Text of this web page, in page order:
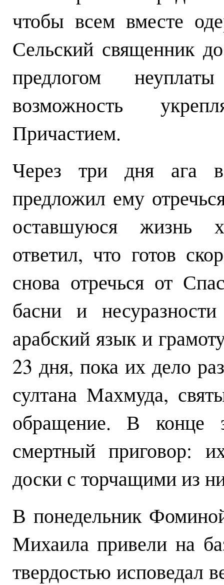
чтобы всем вместе
Сельский священник
предлогом
возможность
Причастием.
Через три дня ага
предложил ему
оставшуюся жизнь
ответил, что готов
снова отречься от
басни и
арабский язык и
23 дня, пока их дело
султана Махмуда,
обращение. В конце
смертный приговор:
доски с торчащими из
В понедельник
Михаила привели на
твердостью исповедал